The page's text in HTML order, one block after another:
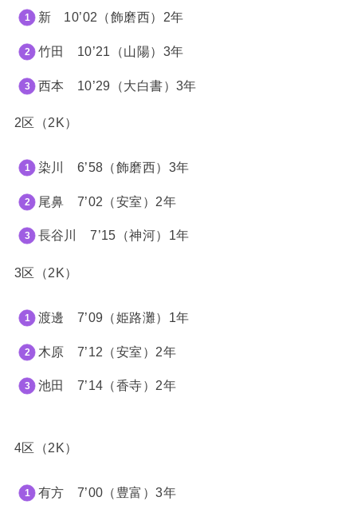
新 10’02（飾磨西）2年
竹田 10’21（山陽）3年
西本 10’29（大白書）3年
2区（2K）
染川 6’58（飾磨西）3年
尾鼻 7’02（安室）2年
長谷川 7’15 （神河）1年
3区（2K）
渡邊 7’09（姫路灘）1年
木原 7’12（安室）2年
池田 7’14（香寺）2年
4区（2K）
有方 7’00（豊富）3年